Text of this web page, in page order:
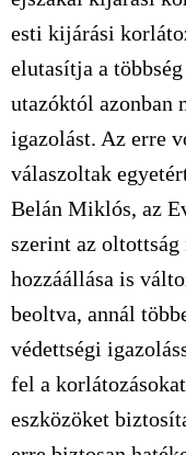
esti kijárási
elutasítja a
utazóktól azonban
igazolást. Az erre
válaszoltak
Belán Miklós, az
szerint az oltottság
hozzáállása is
beoltva, annál
védettségi
fel a
eszközöket